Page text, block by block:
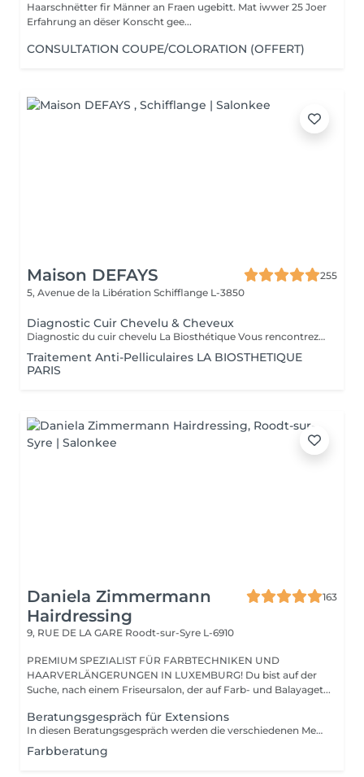
Haarschnëtter fir Männer an Fraen ugebitt. Mat iwwer 25 Joer
Erfahrung an dëser Konscht gee...
CONSULTATION COUPE/COLORATION (OFFERT)
Maison DEFAYS
255
5, Avenue de la Libération Schifflange L-3850
Diagnostic Cuir Chevelu & Cheveux
Diagnostic du cuir chevelu La Biosthétique Vous rencontrez des problèmes au niveau du cuir chevelu ? Cheveux gras, pellicules, démangeaisons ou sécheresse cutanée ? Profitez de notre diagnostic professionnel du cuir chevelu pour identifier les causes et trouver des solutions adaptées à vos besoins. Grâce à une analyse précise, nous vous proposons des recommandations personnalisées pour retrouver un cuir chevelu sain et équilibré. N'hésitez pas à réserver votre rendez-vous dès maintenant
Traitement Anti-Pelliculaires LA BIOSTHETIQUE
PARIS
Daniela Zimmermann
Hairdressing
163
9, RUE DE LA GARE Roodt-sur-Syre L-6910
PREMIUM SPEZIALIST FÜR FARBTECHNIKEN UND
HAARVERLÄNGERUNGEN IN LUXEMBURG! Du bist auf der
Suche, nach einem Friseursalon, der auf Farb- und Balayaget...
Beratungsgespräch für Extensions
In diesen Beratungsgespräch werden die verschiedenen Methoden erklärt und individuell ausgesucht. Wir bestimmen die Farbe und rechnen den genauen Preis.
Farbberatung